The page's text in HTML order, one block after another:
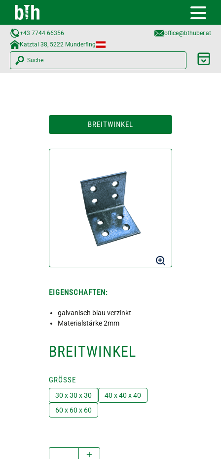
+43 7744 66356
office@bthuber.at​
Katztal 38, 5222 Munderfing
Suche
BREITWINKEL
EIGENSCHAFTEN:
galvanisch blau verzinkt
Materialstärke 2mm
BREITWINKEL
GRÖSSE
30 x 30 x 30
40 x 40 x 40
60 x 60 x 60